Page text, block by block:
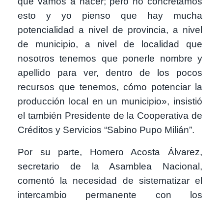
esto y yo pienso que hay mucha
potencialidad a nivel de provincia, a nivel
de municipio, a nivel de localidad que
nosotros tenemos que ponerle nombre y
apellido para ver, dentro de los pocos
recursos que tenemos, cómo potenciar la
producción local en un municipio», insistió
el también Presidente de la Cooperativa de
Créditos y Servicios “Sabino Pupo Milián”.
Por su parte, Homero Acosta Álvarez,
secretario de la Asamblea Nacional,
comentó la necesidad de sistematizar el
intercambio permanente con los